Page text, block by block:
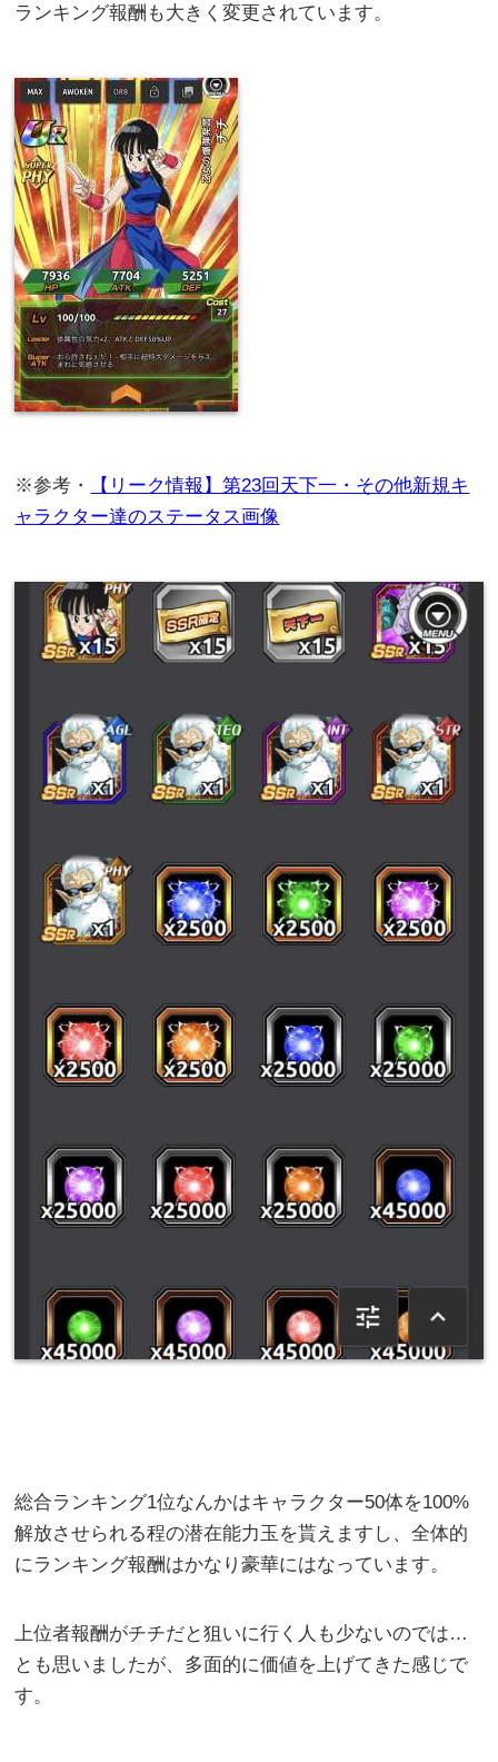
ランキング報酬も大きく変更されています。
※参考・
【リーク情報】第23回天下一・その他新規キ
ャラクター達のステータス画像
総合ランキング1位なんかはキャラクター50体を100%
解放させられる程の潜在能力玉を貰えますし、全体的
にランキング報酬はかなり豪華にはなっています。
上位者報酬がチチだと狙いに行く人も少ないのでは…
とも思いましたが、多面的に価値を上げてきた感じで
す。